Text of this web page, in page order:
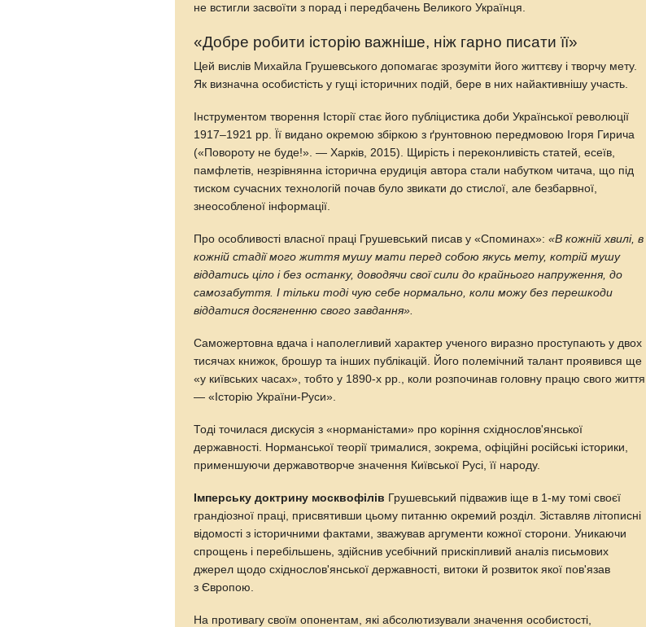
не встигли засвоїти з порад і передбачень Великого Українця.
«Добре робити історію важніше, ніж гарно писати її»
Цей вислів Михайла Грушевського допомагає зрозуміти його життєву і творчу мету.
Як визначна особистість у гущі історичних подій, бере в них найактивнішу участь.
Інструментом творення Історії стає його публіцистика доби Української революції
1917–1921 рр. Її видано окремою збіркою з ґрунтовною передмовою Ігоря Гирича
(«Повороту не буде!». — Харків, 2015). Щирість і переконливість статей, есеїв,
памфлетів, незрівнянна історична ерудиція автора стали набутком читача, що під
тиском сучасних технологій почав було звикати до стислої, але безбарвної,
знеособленої інформації.
Про особливості власної праці Грушевський писав у «Споминах»:«В кожній хвилі, в
кожній стадії мого життя мушу мати перед собою якусь мету, котрій мушу
віддатись ціло і без останку, доводячи свої сили до крайнього напруження, до
самозабуття. І тільки тоді чую себе нормально, коли можу без перешкоди
віддатися досягненню свого завдання».
Саможертовна вдача і наполегливий характер ученого виразно проступають у двох
тисячах книжок, брошур та інших публікацій. Його полемічний талант проявився ще
«у київських часах», тобто у 1890-х рр., коли розпочинав головну працю свого життя
— «Історію України-Руси».
Тоді точилася дискусія з «норманістами» про коріння східнослов'янської
державності. Норманської теорії трималися, зокрема, офіційні російські історики,
применшуючи державотворче значення Київської Русі, її народу.
Імперську доктрину москвофілів Грушевський підважив іще в 1-му томі своєї
грандіозної праці, присвятивши цьому питанню окремий розділ. Зіставляв літописні
відомості з історичними фактами, зважував аргументи кожної сторони. Уникаючи
спрощень і перебільшень, здійснив усебічний прискіпливий аналіз письмових
джерел щодо східнослов'янської державності, витоки й розвиток якої пов'язав
з Європою.
На противагу своїм опонентам, які абсолютизували значення особистості,